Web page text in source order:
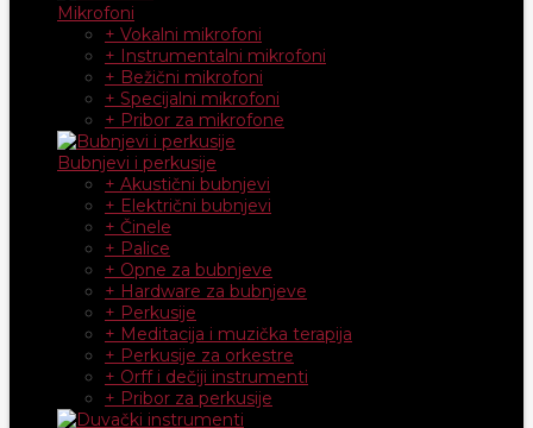
Mikrofoni
+ Vokalni mikrofoni
+ Instrumentalni mikrofoni
+ Bežični mikrofoni
+ Specijalni mikrofoni
+ Pribor za mikrofone
Bubnjevi i perkusije
+ Akustični bubnjevi
+ Električni bubnjevi
+ Činele
+ Palice
+ Opne za bubnjeve
+ Hardware za bubnjeve
+ Perkusije
+ Meditacija i muzička terapija
+ Perkusije za orkestre
+ Orff i dečiji instrumenti
+ Pribor za perkusije